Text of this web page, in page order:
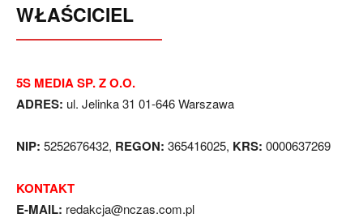
WŁAŚCICIEL
5S MEDIA SP. Z O.O.
ADRES: ul. Jelinka 31 01-646 Warszawa
NIP: 5252676432, REGON: 365416025, KRS: 0000637269
KONTAKT
E-MAIL: redakcja@nczas.com.pl